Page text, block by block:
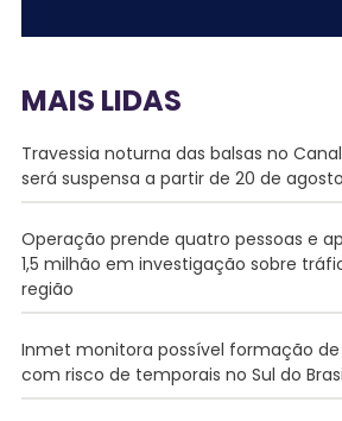
MAIS LIDAS
Travessia noturna das balsas no
será suspensa a partir de 20 de agosto
Operação prende quatro pessoas e
1,5 milhão em investigação sobre
região
Inmet monitora possível formação
com risco de temporais no Sul do